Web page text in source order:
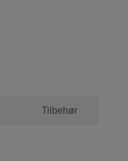
Tilbehør